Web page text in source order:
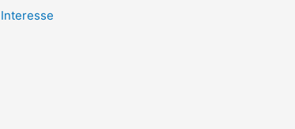
Interesse